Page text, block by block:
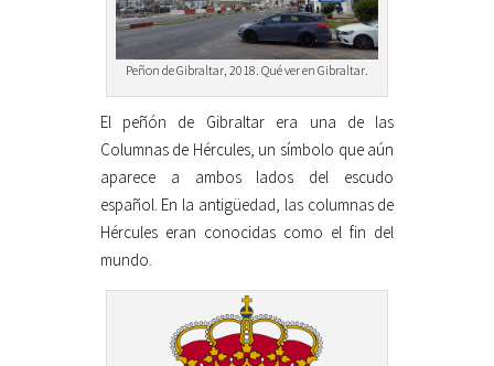
Peñon de Gibraltar, 2018. Qué ver en Gibraltar.
El peñón de Gibraltar era una de las
Columnas de Hércules, un símbolo que aún
aparece a ambos lados del escudo
español. En la antigüedad, las columnas de
Hércules eran conocidas como el fin del
mundo.